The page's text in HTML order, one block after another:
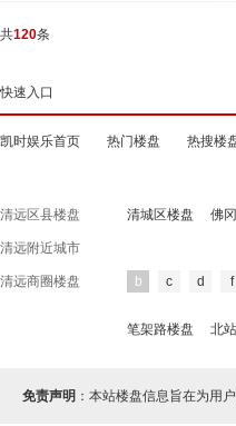
共120条
快速入口
凯时娱乐首页 热门楼盘 热搜楼
清远区县楼盘 清城区楼盘 佛
清远附近城市
清远商圈楼盘 b c d f
笔架路楼盘 北
免责声明 ：本站楼盘信息旨在为用